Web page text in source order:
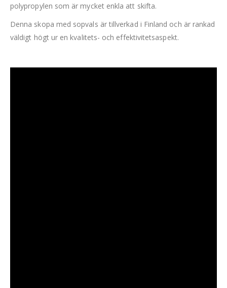
polypropylen som är mycket enkla att skifta.
Denna skopa med sopvals är tillverkad i Finland och är rankad
väldigt högt ur en kvalitets- och effektivitetsaspekt.